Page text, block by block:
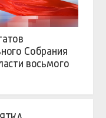
Химках на
Собрания
восьмого